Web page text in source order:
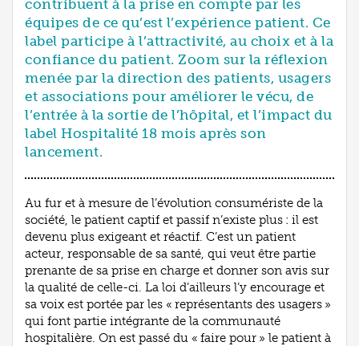
contribuent à la prise en compte par les
équipes de ce qu’est l’expérience patient. Ce
label participe à l’attractivité, au choix et à la
confiance du patient. Zoom sur la réflexion
menée par la direction des patients, usagers
et associations pour améliorer le vécu, de
l’entrée à la sortie de l’hôpital, et l’impact du
label Hospitalité 18 mois après son
lancement.
Au fur et à mesure de l’évolution consumériste de la
société, le patient captif et passif n’existe plus : il est
devenu plus exigeant et réactif. C’est un patient
acteur, responsable de sa santé, qui veut être partie
prenante de sa prise en charge et donner son avis sur
la qualité de celle-ci. La loi d’ailleurs l’y encourage et
sa voix est portée par les « représentants des usagers »
qui font partie intégrante de la communauté
hospitalière. On est passé du « faire pour » le patient à